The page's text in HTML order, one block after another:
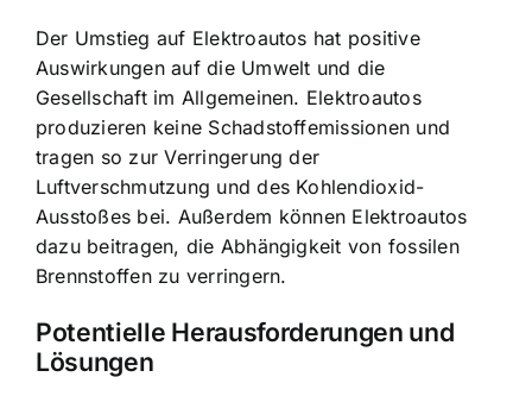
Der Umstieg auf Elektroautos hat positive
Auswirkungen auf die Umwelt und die
Gesellschaft im Allgemeinen. Elektroautos
produzieren keine Schadstoffemissionen und
tragen so zur Verringerung der
Luftverschmutzung und des Kohlendioxid-
Ausstoßes bei. Außerdem können Elektroautos
dazu beitragen, die Abhängigkeit von fossilen
Brennstoffen zu verringern.
Potentielle Herausforderungen und
Lösungen